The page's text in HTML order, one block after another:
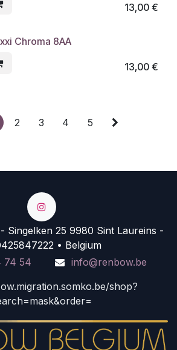
13,00€
Chroma 8AA
13,00€
2 3 4 5
Singelken 25 9980 Sint Laureins -
• Belgium
74 54
info@renbow.be
shop?